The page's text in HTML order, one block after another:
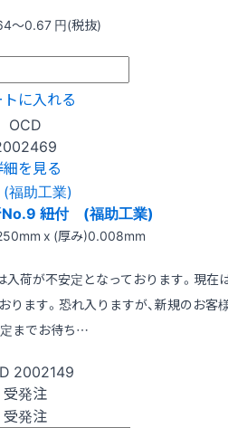
〜0.67 円(税抜)
トに入れる
OCD
細を見る
No.9 紐付 (福助工業)
x (厚み)0.008mm
荷が不安定となっております。現在
ます。恐れ入りますが、新規のお客
までお待ち…
2002149
受発注
受発注